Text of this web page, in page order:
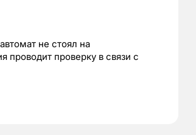
не стоял на
проводит проверку в связи с